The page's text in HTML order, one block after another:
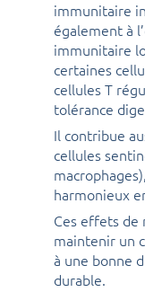
immunitaire
également à
immunitaire
certaines
cellules T
tolérance
Il contribue
cellules
harmonieux
Ces effets
maintenir un
à une bonne
durable.